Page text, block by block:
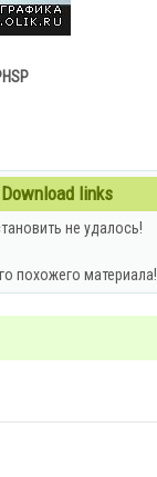
links
не удалось!
похожего материала!